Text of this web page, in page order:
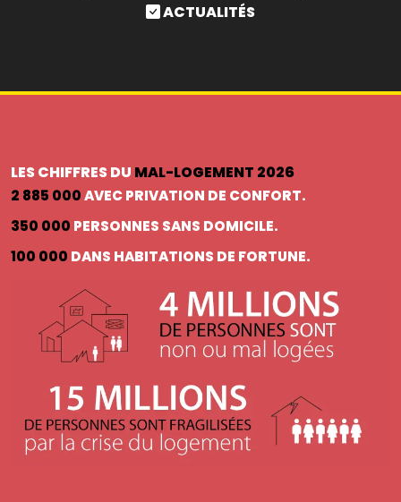
ACTUALITÉS
LES CHIFFRES DU MAL-LOGEMENT 2026
2 885 000AVEC PRIVATION DE CONFORT.
350 000 PERSONNES SANS DOMICILE.
100 000 DANS HABITATIONS DE FORTUNE.